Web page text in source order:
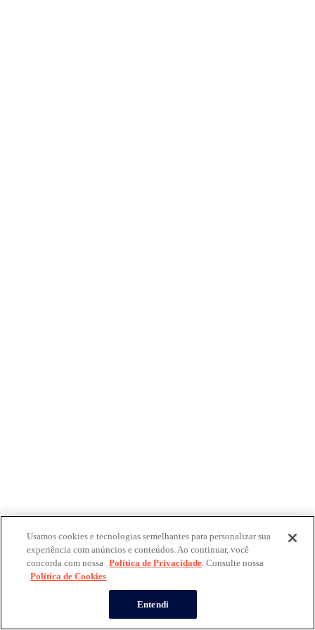
Usamos cookies e tecnologias semelhantes para personalizar sua
experiência com anúncios e conteúdos. Ao continuar, você
concorda com nossa Política de Privacidade. Consulte nossa
Política de Cookies
Entendi